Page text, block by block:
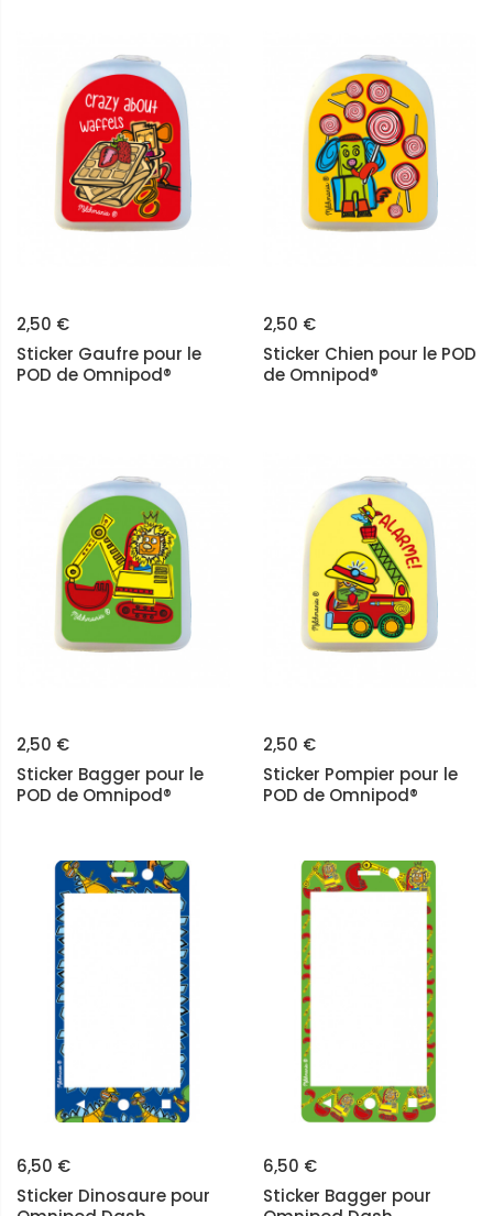
2,50 €
Sticker Gaufre pour le
POD de Omnipod®
2,50 €
Sticker Chien pour le POD
de Omnipod®
2,50 €
Sticker Bagger pour le
POD de Omnipod®
2,50 €
Sticker Pompier pour le
POD de Omnipod®
6,50 €
Sticker Dinosaure pour
6,50 €
Sticker Bagger pour